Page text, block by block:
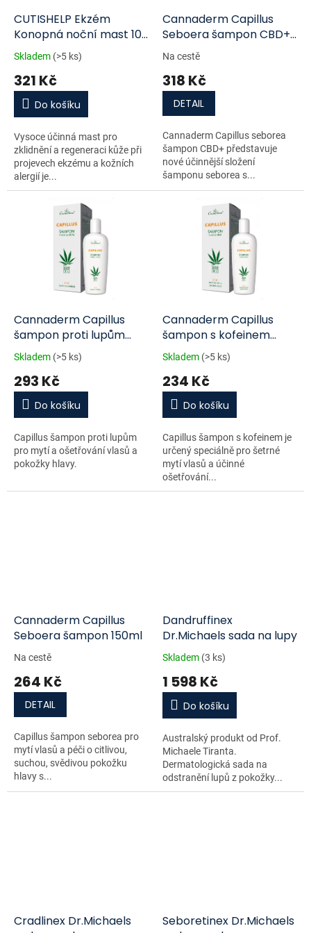
dCUTISHELP Ekzém
Konopná noční mast 100
ml
Skladem (>5 ks)
321 Kč
Do košíku
Vysoce účinná mast pro
zklidnění a regeneraci kůže při
projevech ekzému a kožních
alergií je...
Cannaderm Capillus
Seboera šampon CBD+
150ml
Na cestě
318 Kč
DETAIL
Cannaderm Capillus seborea
šampon CBD+ představuje
nové účinnější složení
šamponu seborea s...
Cannaderm Capillus
šampon proti lupům
150ml
Skladem (>5 ks)
293 Kč
Do košíku
Capillus šampon proti lupům
pro mytí a ošetřování vlasů a
pokožky hlavy.
Cannaderm Capillus
šampon s kofeinem
150ml
Skladem (>5 ks)
234 Kč
Do košíku
Capillus šampon s kofeinem je
určený speciálně pro šetrné
mytí vlasů a účinné
ošetřování...
Cannaderm Capillus
Seboera šampon 150ml
Na cestě
264 Kč
DETAIL
Capillus šampon seborea pro
mytí vlasů a péči o citlivou,
suchou, svědivou pokožku
hlavy s...
Dandruffinex
Dr.Michaels sada na lupy
Skladem (3 ks)
1 598 Kč
Do košíku
Australský produkt od Prof.
Michaele Tiranta.
Dermatologická sada na
odstranění lupů z pokožky...
Cradlinex Dr.Michaels
Seboretinex Dr.Michaels